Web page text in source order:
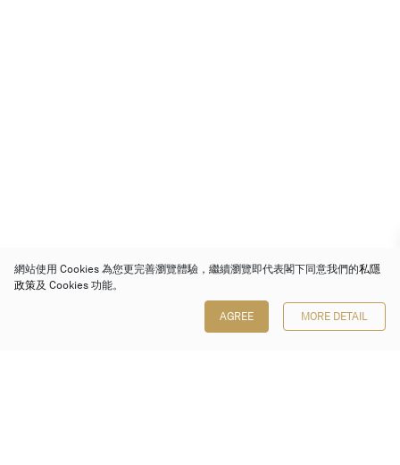
網站使用 Cookies 為您更完善瀏覽體驗，繼續瀏覽即代表閣下同意我們的私隱
政策及 Cookies 功能。
AGREE MORE DETAIL